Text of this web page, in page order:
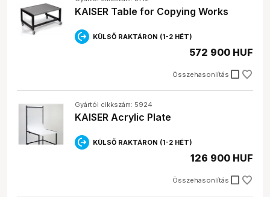
KAISER Table for Copying Works
KÜLSŐ RAKTÁRON (1-2 HÉT)
Összehasonlítás check_box_outline_blank
572 900 HUF
Gyártói cikkszám: 5924
KAISER Acrylic Plate
KÜLSŐ RAKTÁRON (1-2 HÉT)
Összehasonlítás check_box_outline_blank
126 900 HUF